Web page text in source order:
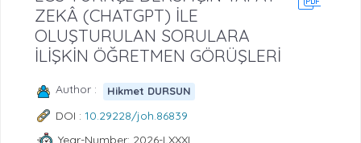
ZEKÂ (CHATGPT) İLE
OLUŞTURULAN SORULARA
İLİŞKİN ÖĞRETMEN GÖRÜŞLERİ
Author : Hikmet DURSUN
DOI : 10.29228/joh.86839
Year-Number: 2026-LXXXI